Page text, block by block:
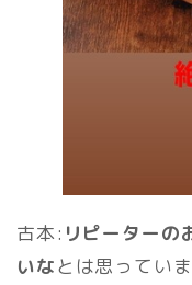
古本: リピーターの
いなとは思っていま